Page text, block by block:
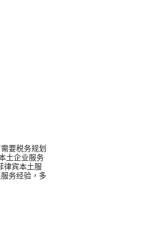
要税务规划
土企业服务
律宾本土服
务经验，多